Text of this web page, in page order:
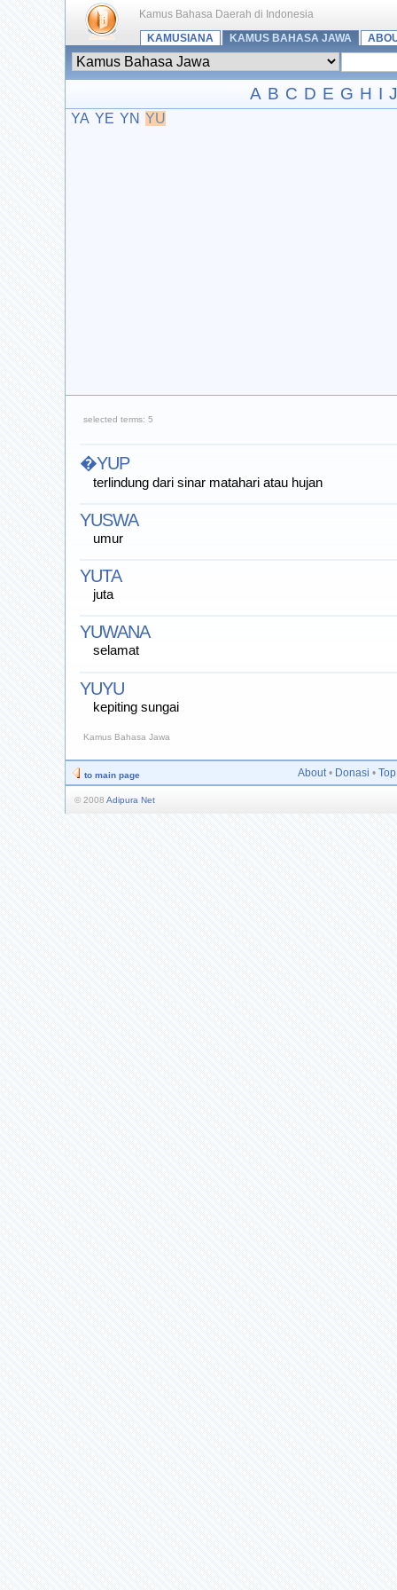
Kamus Bahasa Daerah di Indonesia
KAMUSIANA
KAMUS BAHASA JAWA
A B C D E G H I J
YA YE YN YU
selected terms: 5
�YUP
terlindung dari sinar matahari atau hujan
YUSWA
umur
YUTA
juta
YUWANA
selamat
YUYU
kepiting sungai
Kamus Bahasa Jawa
to main page About • Donasi •
© 2008 Adipura Net